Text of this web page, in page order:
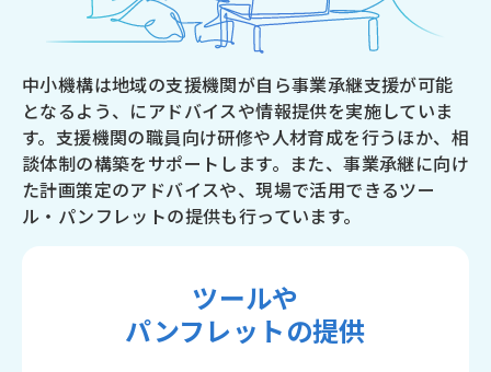
中小機構は地域の支援機関が自ら事業承継支援が可能
となるよう、にアドバイスや情報提供を実施していま
す。支援機関の職員向け研修や人材育成を行うほか、相
談体制の構築をサポートします。また、事業承継に向け
た計画策定のアドバイスや、現場で活用できるツー
ル・パンフレットの提供も行っています。
ツールや
パンフレットの提供